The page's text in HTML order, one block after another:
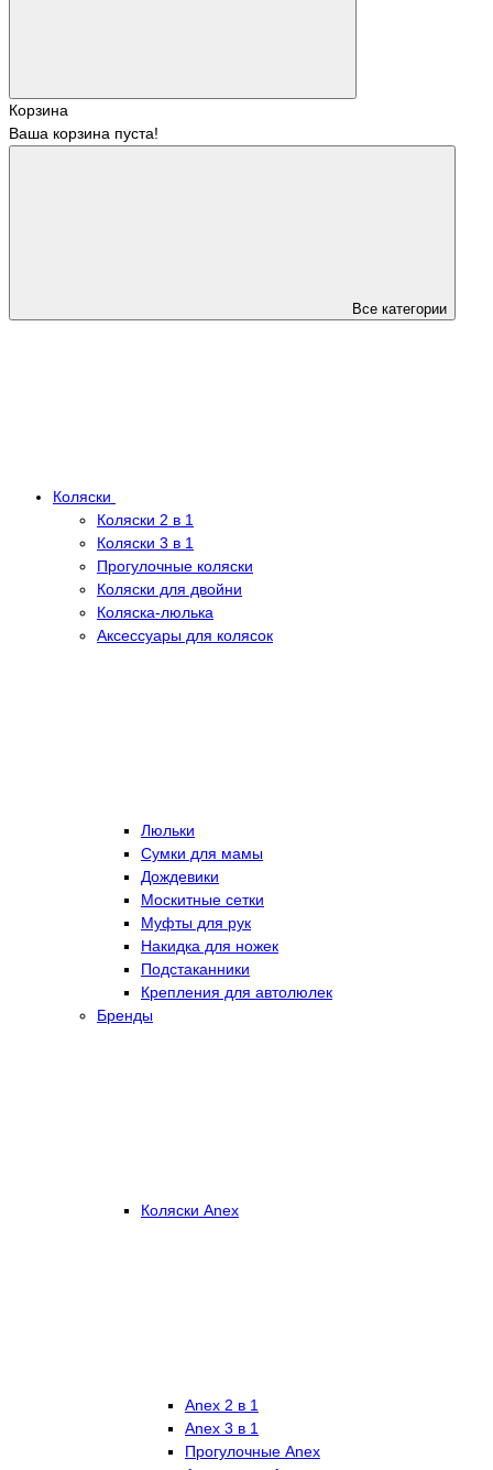
Корзина
Ваша корзина пуста!
Все категории
Коляски
Коляски 2 в 1
Коляски 3 в 1
Прогулочные коляски
Коляски для двойни
Коляска-люлька
Аксессуары для колясок
Люльки
Сумки для мамы
Дождевики
Москитные сетки
Муфты для рук
Накидка для ножек
Подстаканники
Крепления для автолюлек
Бренды
Коляски Anex
Anex 2 в 1
Anex 3 в 1
Прогулочные Anex